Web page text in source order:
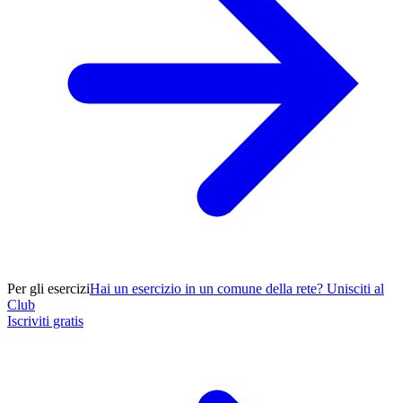
Per gli eserciziHai un esercizio in un comune della rete? Unisciti al
Club
Iscriviti gratis